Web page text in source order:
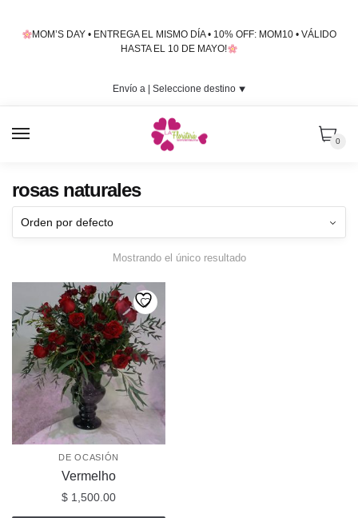
MOM’S DAY • ENTREGA EL MISMO DÍA • 10% OFF: MOM10 • VÁLIDO
HASTA EL 10 DE MAYO!
Envío a | Seleccione destino⯆
0
rosas naturales
Mostrando el único resultado
DE OCASIÓN
Vermelho
$ 1,500.00